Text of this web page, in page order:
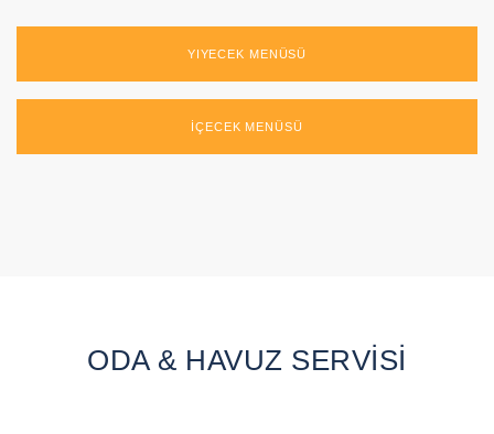
YIYECEK MENÜSÜ
İÇECEK MENÜSÜ
ODA & HAVUZ SERVİSİ